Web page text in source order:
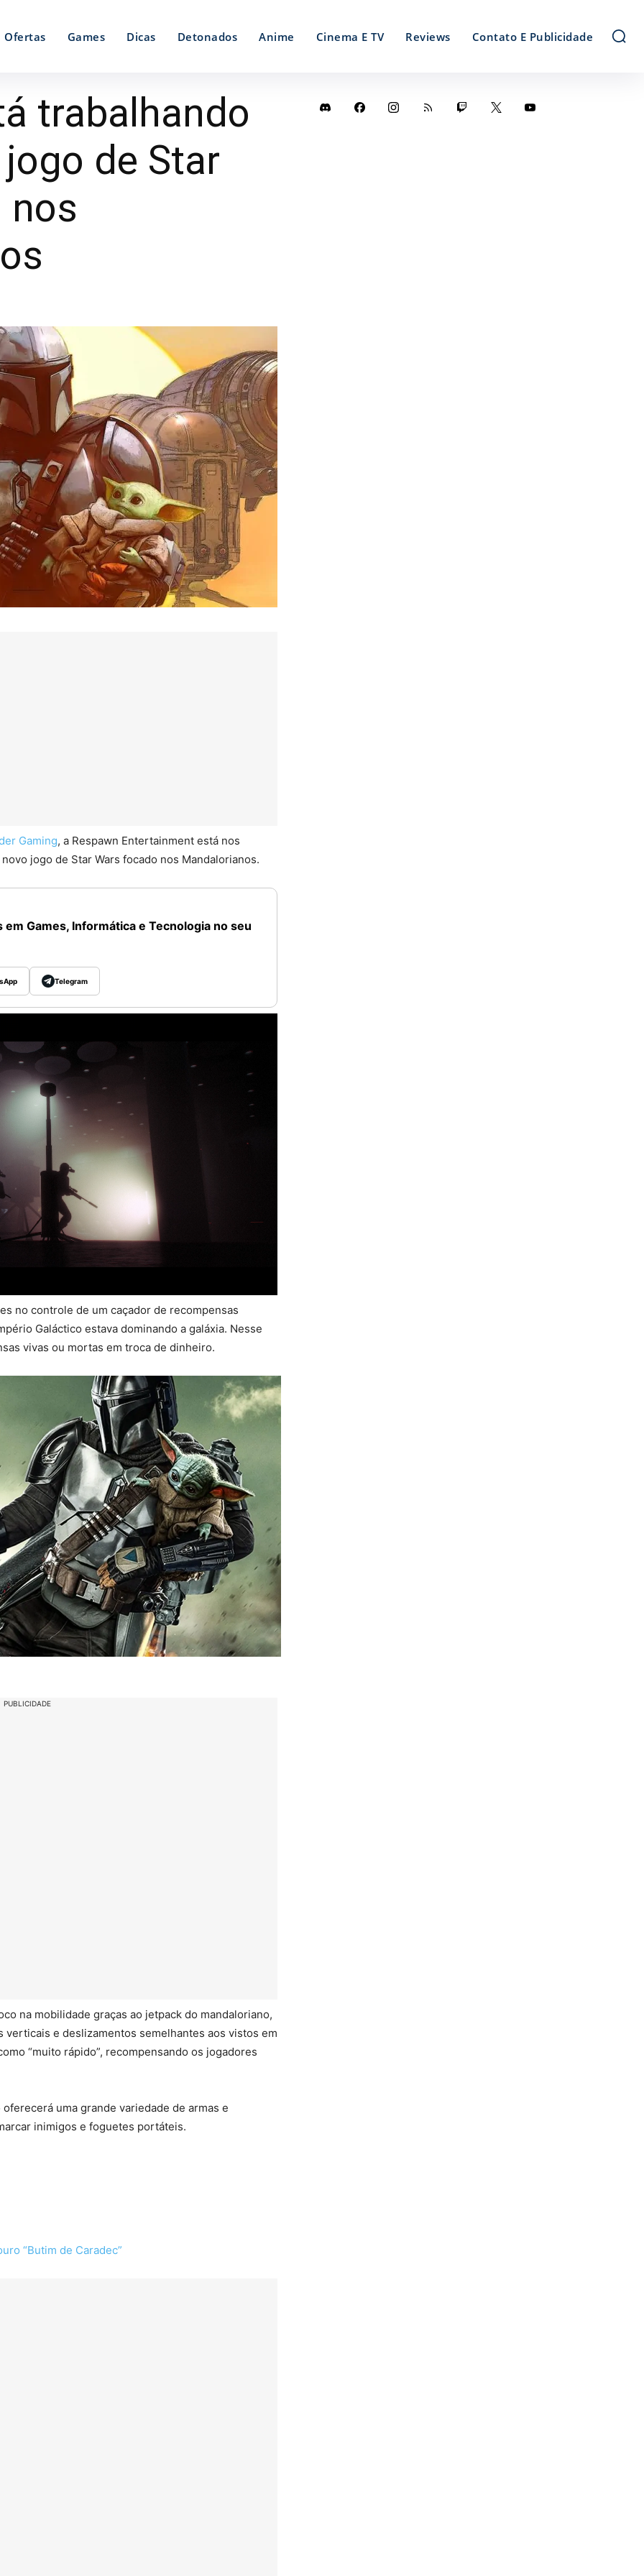
Ofertas Games Dicas Detonados Anime Cinema E TV Reviews Contato E Publicidade
trabalhando
de Star
nos
Gaming, a Respawn Entertainment está nos
jogo de Star Wars focado nos Mandalorianos.
Games, Informática e Tecnologia no seu
Telegram
no controle de um caçador de recompensas
Galáctico estava dominando a galáxia. Nesse
vivas ou mortas em troca de dinheiro.
PUBLICIDADE
na mobilidade graças ao jetpack do mandaloriano,
e deslizamentos semelhantes aos vistos em
“muito rápido”, recompensando os jogadores
uma grande variedade de armas e
inimigos e foguetes portáteis.
“Butim de Caradec”